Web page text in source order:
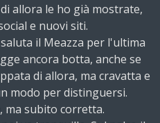
allora le ho già mostrate,
e nuovi siti.
il Meazza per l'ultima
ancora botta, anche se
di allora, ma cravatta e
modo per distinguersi.
ma subito corretta.